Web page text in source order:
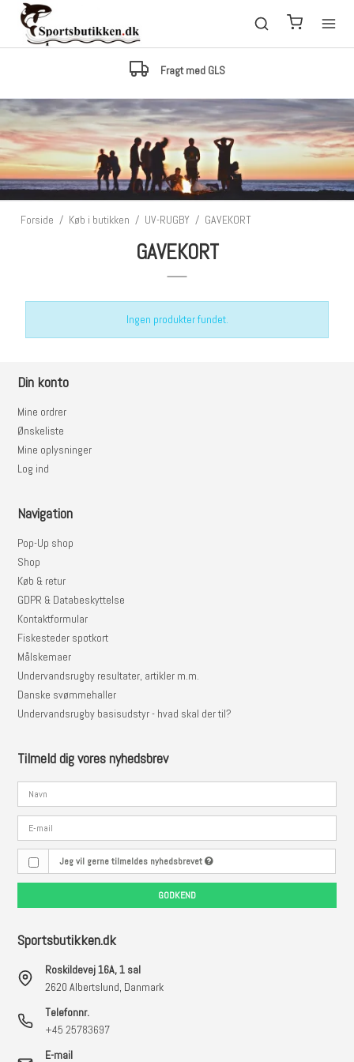
Fragt med GLS
Forside / Køb i butikken / UV-RUGBY / GAVEKORT
GAVEKORT
Ingen produkter fundet.
Din konto
Mine ordrer
Ønskeliste
Mine oplysninger
Log ind
Navigation
Pop-Up shop
Shop
Køb & retur
GDPR & Databeskyttelse
Kontaktformular
Fiskesteder spotkort
Målskemaer
Undervandsrugby resultater, artikler m.m.
Danske svømmehaller
Undervandsrugby basisudstyr - hvad skal der til?
Tilmeld dig vores nyhedsbrev
Jeg vil gerne tilmeldes nyhedsbrevet
GODKEND
Sportsbutikken.dk
Roskildevej 16A, 1 sal
2620 Albertslund, Danmark
Telefonnr.
+45 25783697
E-mail